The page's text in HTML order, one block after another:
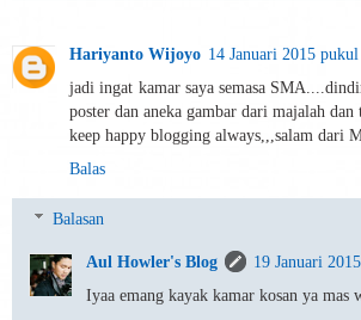
Hariyanto Wijoyo 14 Januari 2015
jadi ingat kamar saya semasa
poster dan aneka gambar dari majalah
keep happy blogging always,,,salam dari
Balas
Balasan
Aul Howler's Blog
19 Januari
Iyaa emang kayak kamar kosan ya mas